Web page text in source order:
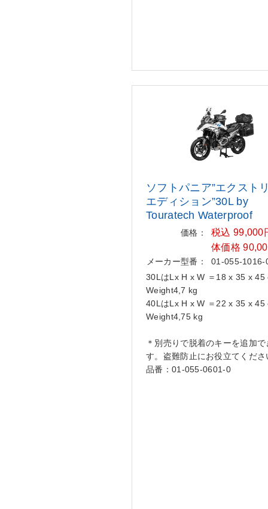
ソフトパニア”エクスト
エディション”30L by
Touratech Waterproof
価格：
税込 99,000
体価格
メーカー型番：
01-055-1016-
30LはLx H x W ＝18 x 35 x 45
Weight4,7 kg
40LはLx H x W ＝22 x 35 x 45
Weight4,75 kg
＊別売りで脱着のキーを追加で
す。盗難防止にお役立てくださ
品番：01-055-0601-0